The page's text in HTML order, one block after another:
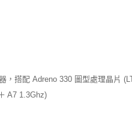
，搭配 Adreno 330 圖型處理晶片
A7 1.3Ghz)